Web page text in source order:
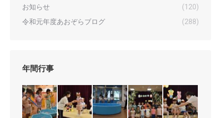
お知らせ
(120)
令和元年度あおぞらブログ
(288)
年間行事